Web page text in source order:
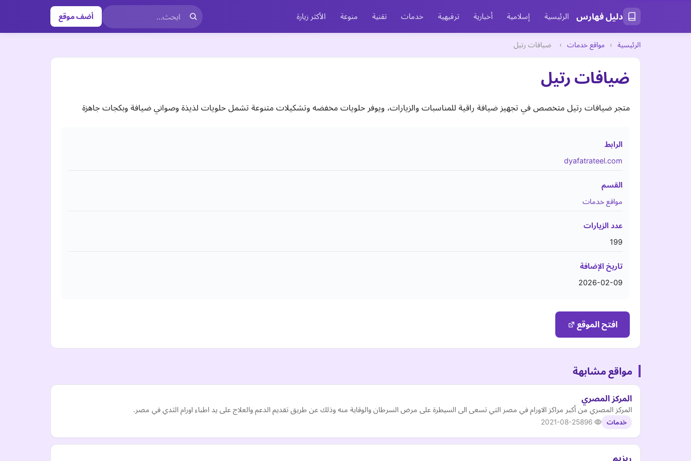
دليل فهارس الرئيسية إسلامية أخبارية ترفيهية خدمات تقنية منوعة الأكثر زيارة أضف موقع
الرئيسية › مواقع خدمات › ضيافات رتيل
ضيافات رتيل
متجر ضيافات رتيل متخصص في تجهيز ضيافة راقية للمناسبات والزيارات، ويوفر حلويات مخفضه وتشكيلات متنوعة تشمل حلويات لذيذة وصواني ضيافة وبكجات جاهزة
الرابط
dyafatrateel.com
القسم
مواقع خدمات
عدد الزيارات
199
تاريخ الإضافة
2026-02-09
افتح الموقع
مواقع مشابهة
المركز المصري
المركز المصري من أكبر مراكز الاورام في مصر التي تسعى الى السيطرة على مرض السرطان والوقاية منه وذلك عن طريق تقديم الدعم والعلاج على يد اطباء اورام الثدي في مصر.
خدمات 2021-08-25
ريزيم